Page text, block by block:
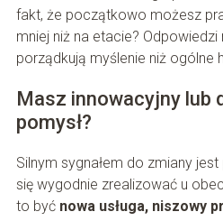
fakt, że początkowo możesz
mniej niż na etacie?
porządkują myślenie niż ogólne
Masz innowacyjny lub
pomysł?
Silnym sygnałem do zmiany
się wygodnie zrealizować u
to być nowa usługa, niszowy